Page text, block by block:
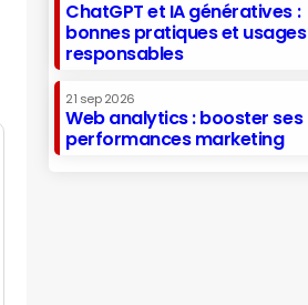
ChatGPT et IA génératives :
bonnes pratiques et usages
responsables
21 sep 2026
Web analytics : booster ses
performances marketing